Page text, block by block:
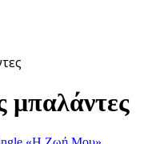
μπαλάντες